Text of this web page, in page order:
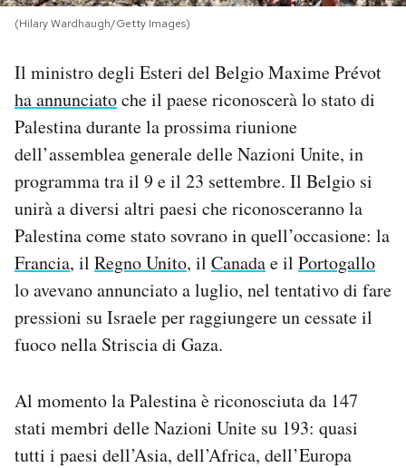
I MIEI PREFERITI
CALENDARIO
AREA PERSONALE
Area Personale
Newsletter
Regala il Post
Hai bisogno di aiuto?
(Hilary Wardhaugh/Getty Images)
Il ministro degli Esteri del Belgio Maxime Prévot
ha annunciatoche il paese riconoscerà lo stato di
Palestina durante la prossima riunione
dell’assemblea generale delle Nazioni Unite, in
programma tra il 9 e il 23 settembre. Il Belgio si
unirà a diversi altri paesi che riconosceranno la
Palestina come stato sovrano in quell’occasione: la
Francia, il Regno Unito, il Canadae il Portogallo
lo avevano annunciato a luglio, nel tentativo di fare
pressioni su Israele per raggiungere un cessate il
fuoco nella Striscia di Gaza.
Al momento la Palestina è riconosciuta da 147
stati membri delle Nazioni Unite su 193: quasi
tutti i paesi dell’Asia, dell’Africa, dell’Europa